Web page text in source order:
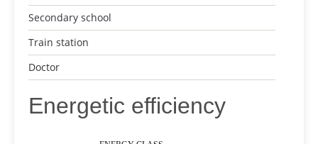
Secondary school
Train station
Doctor
Energetic efficiency